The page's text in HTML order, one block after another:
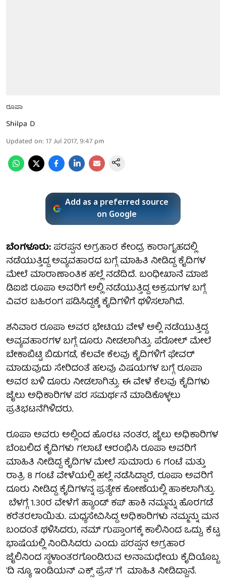
ರೂಪಾ
Shilpa D
Updated on: 17 Jul 2017, 9:47 pm
Add as a preferred source
on Google
ಬೆಂಗಳೂರು:ಪರಪ್ಪನ ಅಗ್ರಹಾರ ಕೇಂದ್ರ ಕಾರಾಗೃಹದಲ್ಲಿ
ನಡೆಯುತ್ತಿದ್ದ ಅವ್ಯವಹಾರದ ಬಗ್ಗೆ ಮಾಹಿತಿ ನೀಡಿದ್ದ ಕೈದಿಗಳ
ಮೇಲೆ ಮಾರಾಣಾಂತಿಕ ಹಲ್ಲೆ ನಡೆದಿದೆ. ಬಂಧೀಖಾನೆ ಮಾಜಿ
ಡಿಐಜಿ ರೂಪಾ ಅವರಿಗೆ ಅಲ್ಲಿ ನಡೆಯುತ್ತಿದ್ದ ಅಕ್ರಮಗಳ ಬಗ್ಗೆ
ವಿವರ ಬಹಿರಂಗ ಪಡಿಸಿದ್ದಕ್ಕೆ ಕೈದಿಗಳಿಗೆ ಥಳಿಸಲಾಗಿದೆ.
ಶನಿವಾರ ರೂಪಾ ಅವರ ಭೇಟಿಯ ವೇಳೆ ಅಲ್ಲಿ ನಡೆಯುತ್ತಿದ್ದ
ಅವ್ಯವಹಾರಗಳ ಬಗ್ಗೆ ದೂರು ನೀಡಲಾಗಿತ್ತು. ಪೆರೋಲ್ ಮೇಲೆ
ಬೇಕಾಬಿಟ್ಟಿ ಬಿಡುಗಡೆ, ಕೆಲವೇ ಕೆಲವು ಕೈದಿಗಳಿಗೆ ಫೇವರ್
ಮಾಡುವುದು ಸೇರಿದಂತೆ ಹಲವು ವಿಷಯಗಳ ಬಗ್ಗೆ ರೂಪಾ
ಅವರ ಬಳಿ ದೂರು ನೀಡಲಾಗಿತ್ತು. ಈ ವೇಳೆ ಕೆಲವು ಕೈದಿಗಳು
ಜೈಲು ಅಧಿಕಾರಿಗಳ ಪರ ಸಮರ್ಥನೆ ಮಾಡಿಕೊಳ್ಳಲು
ಪ್ರತಿಭಟನೆಗಿಳಿದರು.
ರೂಪಾ ಅವರು ಅಲ್ಲಿಂದ ಹೊರಟ ನಂತರ, ಜೈಲು ಅಧಿಕಾರಿಗಳ
ಬೆಂಬಲಿದ ಕೈದಿಗಳು ಗಲಾಟೆ ಆರಂಭಿಸಿ ರೂಪಾ ಅವರಿಗೆ
ಮಾಹಿತಿ ನೀಡಿದ್ದ ಕೈದಿಗಳ ಮೇಲೆ ಸುಮಾರು 6 ಗಂಟೆ ಮತ್ತು
ರಾತ್ರಿ 8 ಗಂಟೆ ವೇಳೆಯಲ್ಲಿ ಹಲ್ಲೆ ನಡೆಸಿದ್ದಾರೆ, ರೂಪಾ ಅವರಿಗೆ
ದೂರು ನೀಡಿದ್ದ ಕೈದಿಗಳನ್ನ ಪ್ರತ್ಯೇಕ ಕೋಣೆಯಲ್ಲಿ ಹಾಕಲಾಗಿತ್ತು.
ಬೆಳಗ್ಗೆ 1.30ರ ವೇಳೆಗೆ ಹ್ಯಾಂಡ್ ಕಪ್ ಹಾಕಿ ನಮ್ಮನ್ನು ಹೊರಗಡೆ
ಕರೆತರಲಾಯಿತು. ಮಧ್ಯಸೇವಿಸಿದ್ದ ಅಧಿಕಾರಿಗಳು ನಮ್ಮನ್ನು ಮನ
ಬಂದಂತೆ ಥಳಿಸಿದರು, ನಮ್ ಗುಪ್ತಾಂಗಕ್ಕೆ ಕಾಲಿನಿಂದ ಒದ್ದು, ಕೆಟ್ಟ
ಭಾಷೆಯಲ್ಲಿ ನಿಂದಿಸಿದರು ಎಂದು ಪರಪ್ಪನ ಅಗ್ರಹಾರ
ಜೈಲಿನಿಂದ ಸ್ಥಳಾಂತರಗೊಂಡಿರುವ ಅನಾಮಧೇಯ ಕೈದಿಯೊಬ್ಬ
'ದಿ ನ್ಯೂ ಇಂಡಿಯನ್ ಎಕ್ಸ್ ಪ್ರೆಸ್ 'ಗೆ ಮಾಹಿತಿ ನೀಡಿದ್ದಾನೆ.